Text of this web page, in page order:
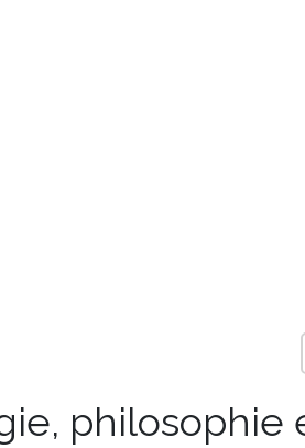
philosophie